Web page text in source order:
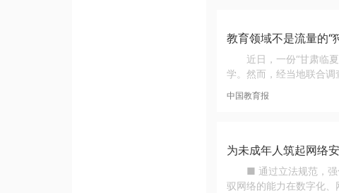
教育领域不是流量的“
近日，一份“甘肃临
学。然而，经当地联合
中国教育报
为未成年人筑起网络
■ 通过立法规范，
驭网络的能力在数字化